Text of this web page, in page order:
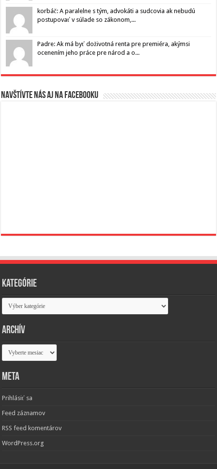
korbáč: A paralelne s tým, advokáti a sudcovia ak nebudú
postupovať v súlade so zákonom,...
Padre: Ak má byť doživotná renta pre premiéra, akýmsi
ocenením jeho práce pre národ a o...
Navštívte nás aj na Facebooku
Kategórie
Kategórie
Archív
Archív
Meta
Prihlásiť sa
Feed záznamov
RSS feed komentárov
WordPress.org